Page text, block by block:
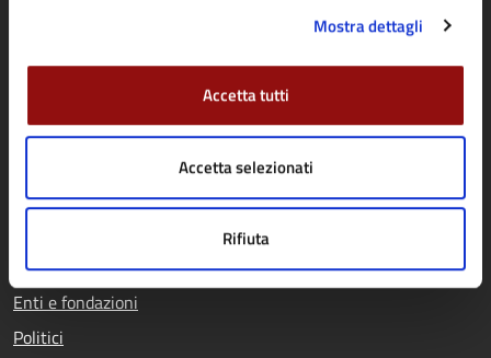
Mostra dettagli
Accetta tutti
Accetta selezionati
Rifiuta
Comune di Fidenza
Organi di governo
Uffici
Enti e fondazioni
Politici